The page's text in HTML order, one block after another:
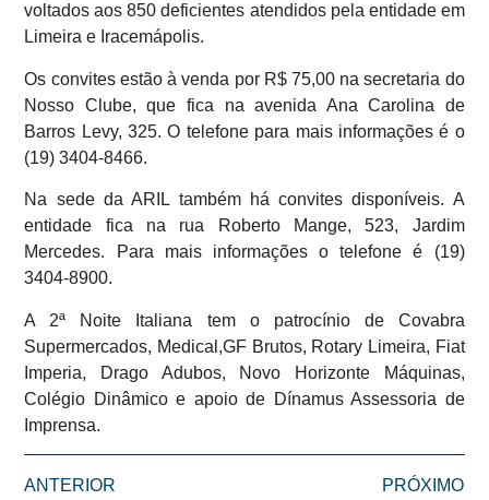
voltados aos 850 deficientes atendidos pela entidade em
Limeira e Iracemápolis.
Os convites estão à venda por R$ 75,00 na secretaria do
Nosso Clube, que fica na avenida Ana Carolina de
Barros Levy, 325. O telefone para mais informações é o
(19) 3404-8466.
Na sede da ARIL também há convites disponíveis. A
entidade fica na rua Roberto Mange, 523, Jardim
Mercedes. Para mais informações o telefone é (19)
3404-8900.
A 2ª Noite Italiana tem o patrocínio de Covabra
Supermercados, Medical,GF Brutos, Rotary Limeira, Fiat
Imperia, Drago Adubos, Novo Horizonte Máquinas,
Colégio Dinâmico e apoio de Dínamus Assessoria de
Imprensa.
ANTERIOR PRÓXIMO